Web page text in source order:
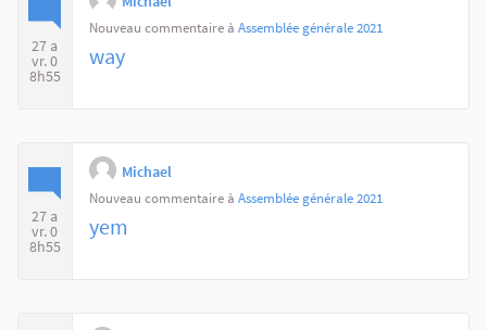
27 a
vr. 0
8h55
Nouveau commentaire à Assemblée générale 2021
way
27 a
vr. 0
8h55
Michael
Nouveau commentaire à Assemblée générale 2021
yem